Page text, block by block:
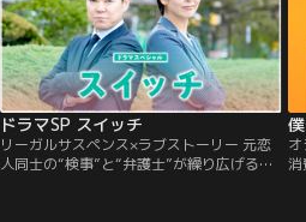
ドラマSP スイッチ
リーガルサスペンス×ラブストーリー 元恋
人同士の“検事”と“弁護士”が繰り広げる圧
消